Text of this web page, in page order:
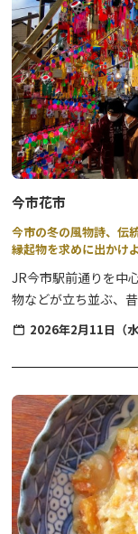
す）が童子として袴
「鬼」の文字が逆さ
り儀式」が行われ、
今市花市
今市の冬の風物詩、伝
縁起物を求めに出かけ
JR今市駅前通りを中
物などが立ち並ぶ、
例年、建国記念日の2
ち）を盛大に盛り上
んか？
2026年2月11日（水